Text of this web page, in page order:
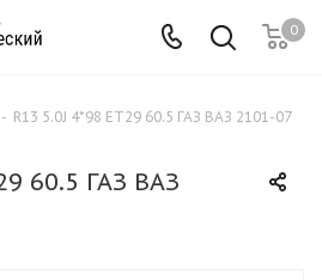
0
- R13 5.0J 4*98 ET29 60.5 ГАЗ ВАЗ 2101-07
60.5 ГАЗ ВАЗ